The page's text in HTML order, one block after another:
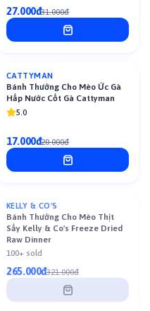
27.000đ31.000đ
-15 %
CATTYMAN
Bánh Thưởng Cho Mèo Ức Gà
Hấp Nước Cốt Gà Cattyman
5.0
17.000đ20.000đ
Sold out
KELLY & CO'S
Bánh Thưởng Cho Mèo Thịt
Sấy Kelly & Co's Freeze Dried
Raw Dinner
100+ sold
265.000đ321.000đ